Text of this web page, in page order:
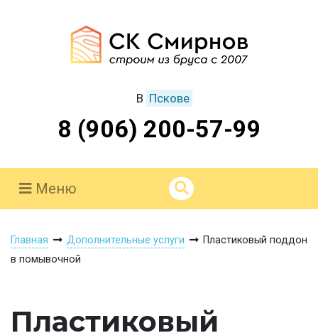
В Пскове
8 (906) 200-57-99
Меню
Главная Дополнительные услуги
Пластиковый поддон
в помывочной
Пластиковый